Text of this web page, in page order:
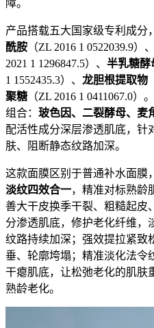
障。
产品搭载五大国家级专利成分
酰胺 （ZL 2016 1 0522039.9）、
2021 1 1296847.5）、 半乳糖酵
1 1552435.3）、 龙胆根提取物
聚糖 （ZL 2016 1 0411067.0
组合： 玻色因、二裂酵母、麦
配活性成分深层渗透肌底，针
肤、阻断静态纹路加深。
这款面膜区别于普通补水面膜
淡纹四效合一，精准对标熟龄
善大干皮换季干裂、粗糙起皮
分渗透肌底，修护老化纤维，
纹路持续加深；强效提拉紧致
垂、轮廓垮塌；精准淡化法令
干瘪肌底，让松弛老化的肌肤
熟龄老化。